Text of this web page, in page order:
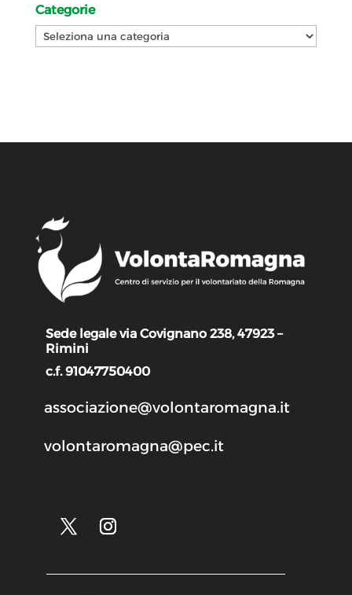
Categorie
Categorie
Sede legale via Covignano 238, 47923 –
Rimini
c.f. 91047750400
associazione@volontaromagna.it
volontaromagna@pec.it